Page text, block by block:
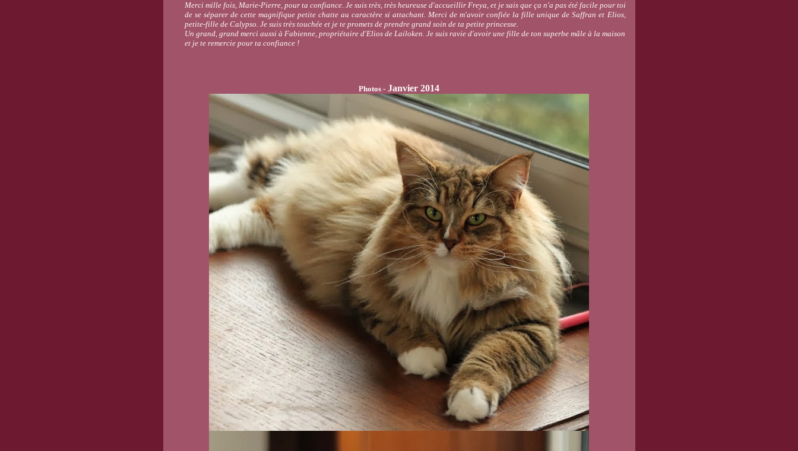
Merci mille fois, Marie-Pierre, pour ta confiance. Je suis très, très heureuse d'accueillir Freya, et je sais que ça n'a pas été facile pour toi
de se séparer de cette magnifique petite chatte au caractère si attachant. Merci de m'avoir confiée la fille unique de Saffran et Elios,
petite-fille de Calypso. Je suis très touchée et je te promets de prendre grand soin de ta petite princesse.
Un grand, grand merci aussi à Fabienne, propriétaire d'Elios de Lailoken. Je suis ravie d'avoir une fille de ton superbe mâle à la maison
et je te remercie pour ta confiance !
Photos - Janvier 2014